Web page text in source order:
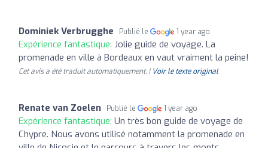
Dominiek Verbrugghe Publié le 1 year ago
Expérience fantastique: Jolie guide de voyage. La
promenade en ville à Bordeaux en vaut vraiment la peine!
Cet avis a été traduit automatiquement. | Voir le texte original
Renate van Zoelen Publié le 1 year ago
Expérience fantastique: Un très bon guide de voyage de
Chypre. Nous avons utilisé notamment la promenade en